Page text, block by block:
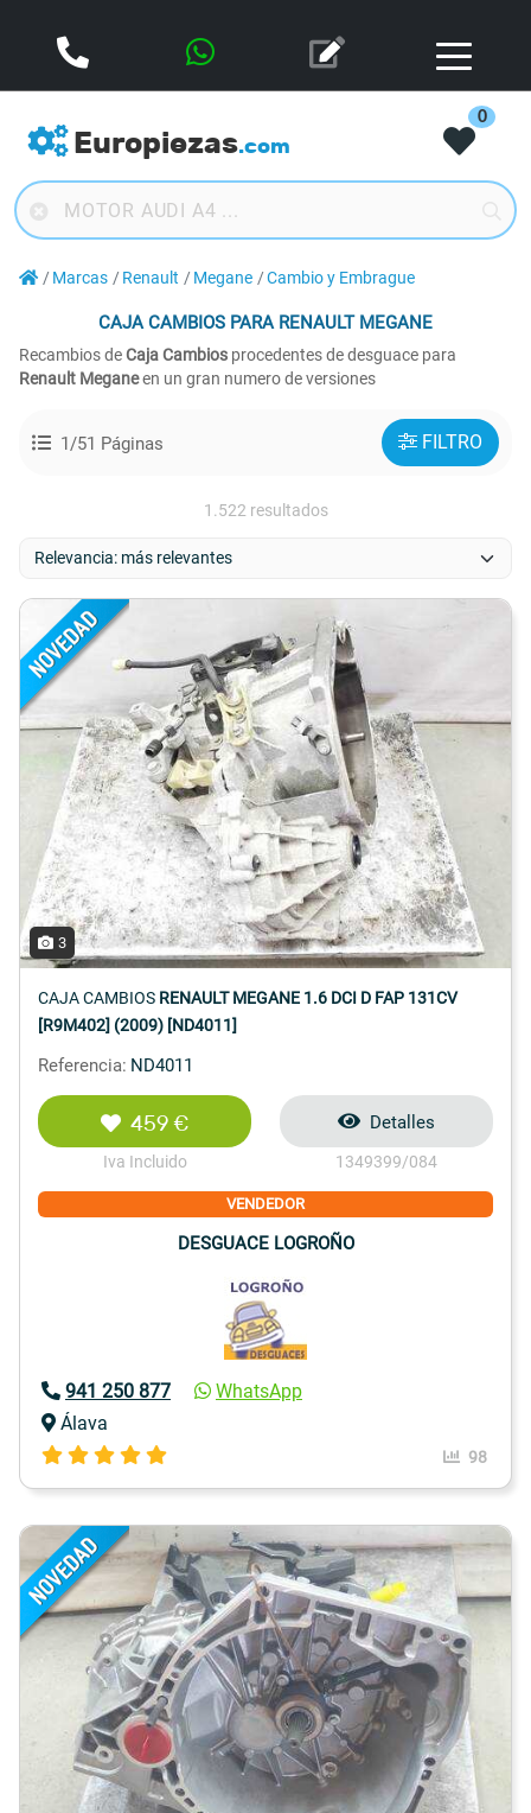
Europiezas.com
0
Marcas Renault Megane Cambio y Embrague
CAJA CAMBIOS PARA RENAULT MEGANE
Recambios deCaja Cambios procedentes de desguace para
Renault Meganeen un gran numero de versiones
1/51 Páginas FILTRO
1.522 resultados
3
CAJA CAMBIOS RENAULT MEGANE 1.6 DCI D FAP 131CV
[R9M402] (2009) [ND4011]
Referencia: ND4011
459 €
Iva Incluido
Detalles
1349399/084
VENDEDOR
DESGUACE LOGROÑO
941 250 877
WhatsApp
Álava
98